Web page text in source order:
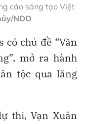
cáo sáng tạo Việt
NDO
có chủ đề “Văn
mở ra hành
tộc qua lăng
thi, Vạn Xuân